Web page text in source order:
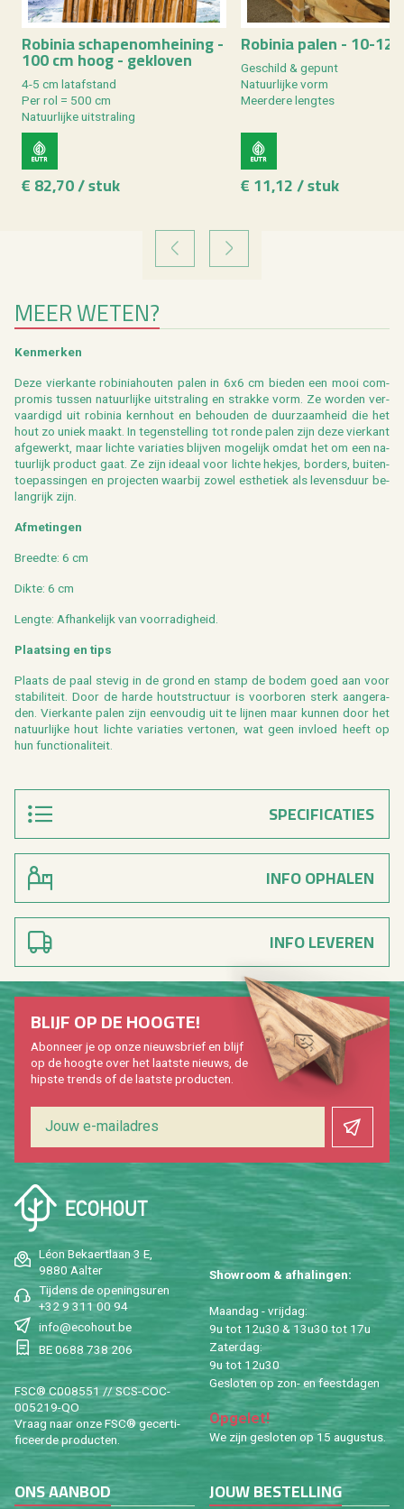
Ro­bi­nia scha­pe­nom­hei­ning -
100 cm hoog - ge­klo­ven
4-5 cm lat­af­stand
Per rol = 500 cm
Na­tuur­lij­ke uit­stra­ling
€ 82,70 / stuk
Ro­bi­nia palen - 10-12
Ge­schild & ge­punt
Na­tuur­lij­ke vorm
Meer­de­re leng­tes
€ 11,12 / stuk
VORIGE VOLGENDE
MEER WETEN?
Ken­mer­ken
Deze vier­kan­te ro­bi­nia­hou­ten palen in 6x6 cm bie­den een mooi com­
pro­mis tus­sen na­tuur­lij­ke uit­stra­ling en strak­ke vorm. Ze wor­den ver­
vaar­digd uit ro­bi­nia kern­hout en be­hou­den de duur­zaam­heid die het
hout zo uniek maakt. In te­gen­stel­ling tot ronde palen zijn deze vier­kant
af­ge­werkt, maar lich­te va­ri­a­ties blij­ven mo­ge­lijk omdat het om een na­
tuur­lijk pro­duct gaat. Ze zijn ide­aal voor lich­te hek­jes, bor­ders, bui­ten­
toe­pas­sin­gen en pro­jec­ten waar­bij zowel es­the­tiek als le­vens­duur be­
lang­rijk zijn.
Af­me­tin­gen
Breed­te: 6 cm
Dikte: 6 cm
Leng­te: Af­han­ke­lijk van voor­ra­dig­heid
Plaat­sing en tips
Plaats de paal ste­vig in de grond en stamp de bodem goed aan voor
sta­bi­li­teit. Door de harde hout­struc­tuur is voor­bo­ren sterk aan­ge­ra­
den. Vier­kan­te palen zijn een­vou­dig uit te lij­nen maar kun­nen door het
na­tuur­lij­ke hout lich­te va­ri­a­ties ver­to­nen, wat geen in­vloed heeft op
hun func­ti­o­na­li­teit.
SPECIFICATIES
INFO OPHALEN
INFO LEVEREN
Léon Be­kaert­laan 3 E,
9880 Aal­ter
Tij­dens de ope­nings­uren
+32 9 311 00 94
info@​ecohout.​be
BE 0688 738 206
FSC® C008551 // SCS-COC-
005219-QO
Vraag naar onze FSC® ge­cer­ti­
fi­ceer­de pro­duc­ten.
Show­room & af­ha­lin­gen:
Maan­dag - vrij­dag:
9u tot 12u30 & 13u30 tot 17u
Za­ter­dag:
9u tot 12u30
Ge­slo­ten op zon- en feest­da­gen
Op­ge­let!
We zijn ge­slo­ten op 15 au­gus­tus.
BLIJF OP DE HOOG­TE!
Abon­neer je op onze nieuws­brief en blijf
op de hoog­te over het laat­ste nieuws, de
hip­s­te trends of de laat­ste pro­duc­ten.
ONS AAN­BOD JOUW BE­STEL­LING